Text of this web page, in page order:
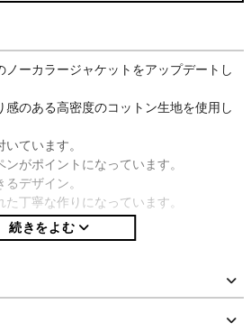
ノーカラージャケットをアップデートし
のある高密度のコットン生地を使用し
ています。
がポイントになっています。
デザイン。
丁寧な作りになっています。